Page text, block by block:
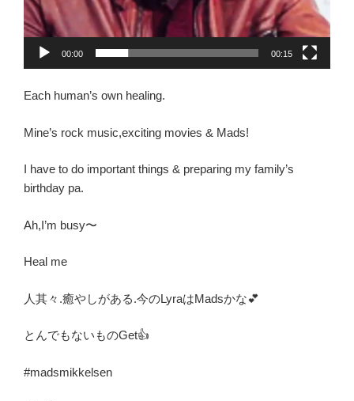
00:00 00:15
Each human’s own healing.
Mine’s rock music,exciting movies & Mads!
I have to do important things & preparing my family’s
birthday pa.
Ah,I’m busy〜
Heal me
人其々.癒やしがある.今のLyraはMadsかな💕
とんでもないものGet👍
#madsmikkelsen